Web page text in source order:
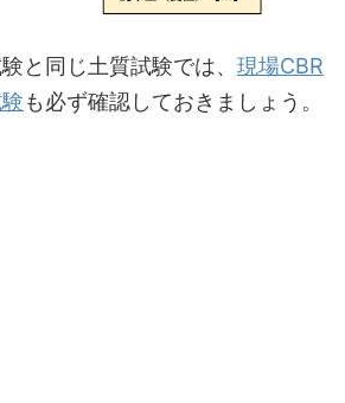
と同じ土質試験では、 現場CBR
も必ず確認しておきましょう。